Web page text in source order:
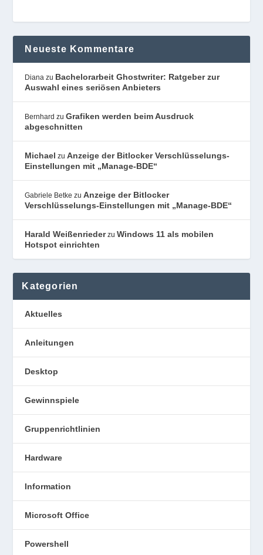
Neueste Kommentare
Diana zu Bachelorarbeit Ghostwriter: Ratgeber zur
Auswahl eines seriösen Anbieters
Bernhard zuGrafiken werden beim Ausdruck
abgeschnitten
Michael zuAnzeige der Bitlocker Verschlüsselungs-
Einstellungen mit „Manage-BDE“
Gabriele Betke zuAnzeige der Bitlocker
Verschlüsselungs-Einstellungen mit „Manage-BDE“
Harald WeißenriederzuWindows 11 als mobilen
Hotspot einrichten
Kategorien
Aktuelles
Anleitungen
Desktop
Gewinnspiele
Gruppenrichtlinien
Hardware
Information
Microsoft Office
Powershell